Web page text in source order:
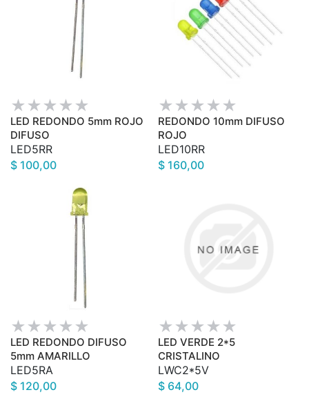
LED REDONDO 5mm ROJO
DIFUSO
LED5RR
$ 100,00
REDONDO 10mm DIFUSO
ROJO
LED10RR
$ 160,00
LED REDONDO DIFUSO
5mm AMARILLO
LED5RA
$ 120,00
LED VERDE 2*5
CRISTALINO
LWC2*5V
$ 64,00